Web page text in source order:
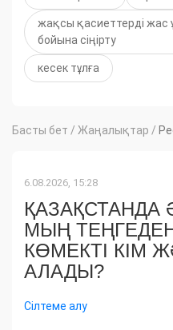
жақсы қасиеттерді жас
бойына сіңірту
кесек тұлға
Басты бет / Жаңалықтар /
6.08.2026, 15:28
ҚАЗАҚСТАНДА
МЫҢ ТЕҢГЕДЕН
КӨМЕКТІ КІМ
АЛАДЫ?
Сілтеме алу